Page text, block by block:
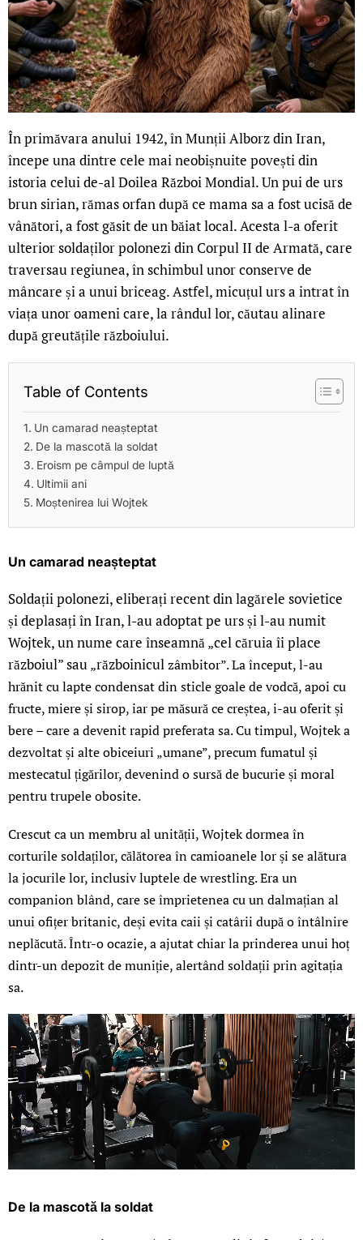
În primăvara anului 1942, în Munții Alborz din Iran,
începe una dintre cele mai neobișnuite povești din
istoria celui de-al Doilea Război Mondial. Un pui de urs
brun sirian, rămas orfan după ce mama sa a fost ucisă de
vânători, a fost găsit de un băiat local. Acesta l-a oferit
ulterior soldaților polonezi din Corpul II de Armată, care
traversau regiunea, în schimbul unor conserve de
mâncare și a unui briceag. Astfel, micuțul urs a intrat în
viața unor oameni care, la rândul lor, căutau alinare
după greutățile războiului.
Table of Contents
Un camarad neașteptat
De la mascotă la soldat
Eroism pe câmpul de luptă
Ultimii ani
Moștenirea lui Wojtek
Un camarad neașteptat
Soldații polonezi, eliberați recent din lagărele sovietice
și deplasați în Iran, l-au adoptat pe urs și l-au numit
Wojtek, un nume care înseamnă „cel căruia îi place
războiul” sau „războiniculzâmbitor”. La început, l-au
hrănit cu lapte condensat din sticle goale de vodcă, apoi cu
fructe, miere și sirop, iar pe măsură ce creștea, i-au oferit și
bere – care a devenit rapid preferata sa. Cu timpul, Wojtek a
dezvoltat și alte obiceiuri „umane”, precum fumatul și
mestecatul țigărilor, devenind o sursă de bucurie și moral
pentru trupele obosite.
Crescut ca un membru al unității, Wojtek dormea în
corturile soldaților, călătorea în camioanele lor și se alătura
la jocurile lor, inclusiv luptele de wrestling. Era un
companion blând, care se împrietenea cu un dalmațian al
unui ofițer britanic, deși evita caii și catârii după o întâlnire
neplăcută. Într-o ocazie, a ajutat chiar la prinderea unui hoț
dintr-un depozit de muniție, alertând soldații prin agitația
sa.
De la mascotă la soldat